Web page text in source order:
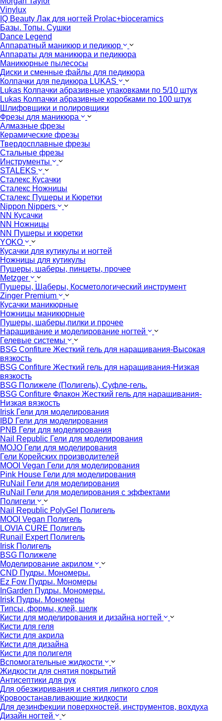
Vinylux
IQ Beauty Лак для ногтей Prolac+bioceramics
Базы. Топы. Сушки
Dance Legend
Аппаратный маникюр и педикюр
Аппараты для маникюра и педикюра
Маникюрные пылесосы
Диски и сменные файлы для педикюра
Колпачки для педикюра LUKAS
Lukas Колпачки абразивные упаковками по 5/10 штук
Lukas Колпачки абразивные коробками по 100 штук
Шлифовщики и полировщики
Фрезы для маникюра
Алмазные фрезы
Керамические фрезы
Твердосплавные фрезы
Стальные фрезы
Инструменты
STALEKS
Сталекс Кусачки
Сталекс Ножницы
Сталекс Пушеры и Кюретки
Nippon Nippers
NN Кусачки
NN Ножницы
NN Пушеры и кюретки
YOKO
Кусачки для кутикулы и ногтей
Ножницы для кутикулы
Пушеры, шаберы, пинцеты, прочее
Metzger
Пушеры, Шаберы, Косметологический инструмент
Zinger Premium
Кусачки маникюрные
Ножницы маникюрные
Пушеры, шаберы,пилки и прочее
Наращивание и моделирование ногтей
Гелевые системы
BSG Confiture Жесткий гель для наращивания-Высокая
вязкость
BSG Confiture Жесткий гель для наращивания-Низкая
вязкость
BSG Полижеле (Полигель), Суфле-гель.
BSG Confiture Флакон Жесткий гель для наращивания-
Низкая вязкость
Irisk Гели для моделирования
IBD Гели для моделирования
PNB Гели для моделирования
Nail Republic Гели для моделирования
MOJO Гели для моделирования
Гели Корейских производителей
MOOI Vegan Гели для моделирования
Pink House Гели для моделирования
RuNail Гели для моделирования
RuNail Гели для моделирования с эффектами
Полигели
Nail Republic PolyGel Полигель
MOOI Vegan Полигель
LOVIA CURE Полигель
Runail Expert Полигель
Irisk Полигель
BSG Полижеле
Моделирование акрилом
CND Пудры. Мономеры.
Ez Fow Пудры. Мономеры
InGarden Пудры. Мономеры.
Irisk Пудры. Мономеры
Типсы, формы, клей, шелк
Кисти для моделирования и дизайна ногтей
Кисти для геля
Кисти для акрила
Кисти для дизайна
Кисти для полигеля
Вспомогательные жидкости
Жидкости для снятия покрытий
Антисептики для рук
Для обезжиривания и снятия липкого слоя
Кровоостанавливающие жидкости
Для дезинфекции поверхностей, инструментов, вохдуха
Дизайн ногтей